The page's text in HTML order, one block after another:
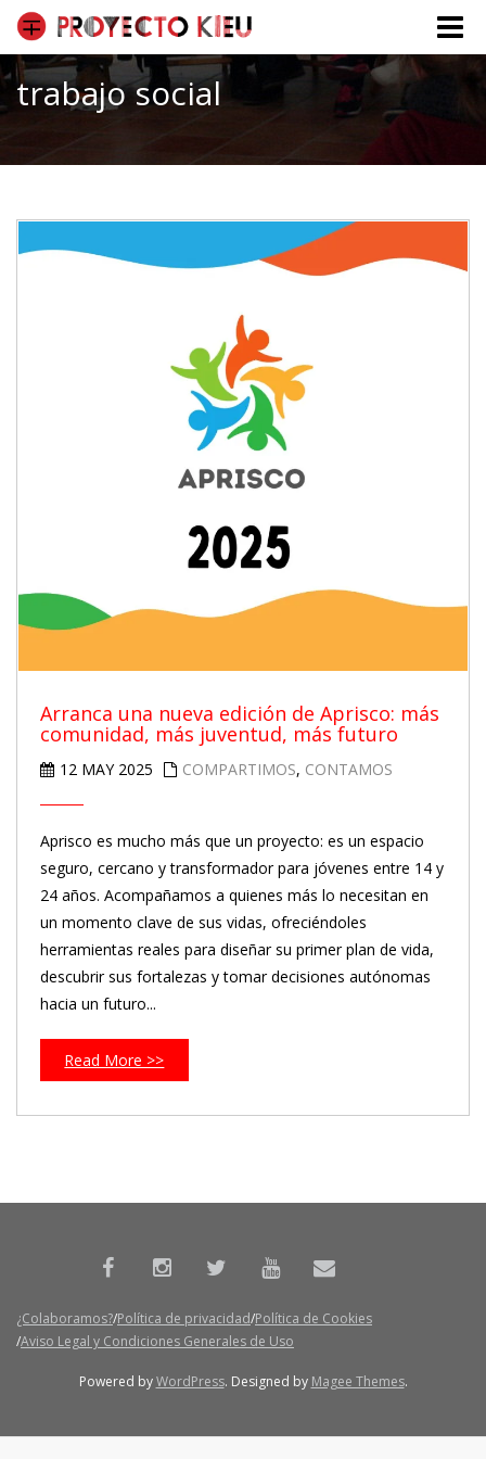
Toggle
trabajo social
Arranca una nueva edición de Aprisco: más
comunidad, más juventud, más futuro
12 MAY 2025 COMPARTIMOS, CONTAMOS
Aprisco es mucho más que un proyecto: es un espacio
seguro, cercano y transformador para jóvenes entre 14 y
24 años. Acompañamos a quienes más lo necesitan en
un momento clave de sus vidas, ofreciéndoles
herramientas reales para diseñar su primer plan de vida,
descubrir sus fortalezas y tomar decisiones autónomas
hacia un futuro...
Read More >>
¿Colaboramos? Política de privacidad Política de Cookies
Aviso Legal y Condiciones Generales de Uso
Powered byWordPress. Designed by Magee Themes.